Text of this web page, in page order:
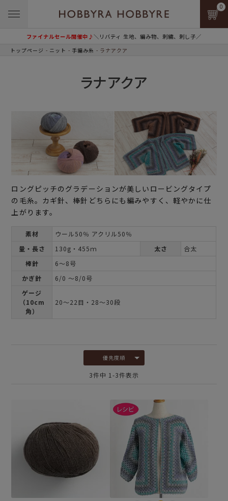
ファイナルセール開催中♪＼リバティ 生地、編み物、刺繍、刺し子／
0
トップページ ニット 手編み糸 ラナアクア
ラナアクア
ロングピッチのグラデーションが美しいロービングタイプ
の毛糸。カギ針、棒針どちらにも編みやすく、軽やかに仕
上がります。
素材
ウール50％ アクリル50％
量・長さ
130g・455ｍ 太さ
合太
棒針
6～8号
かぎ針
6/0 ～8/0号
ゲージ
（10cm
角）
20～22目・28～30段
優先度順
3件中 1 -3件表示